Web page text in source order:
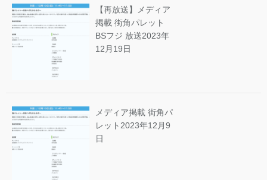
【再放送】メディア
掲載 街角パレット
BSフジ 放送2023年
12月19日
メディア掲載 街角パ
レット 2023年12月9
日